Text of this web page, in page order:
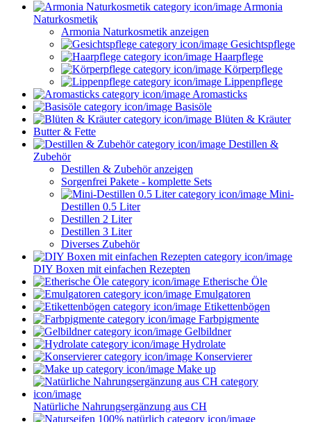
Armonia
Naturkosmetik
Armonia Naturkosmetik anzeigen
Gesichtspflege
Haarpflege
Körperpflege
Lippenpflege
Aromasticks
Basisöle
Blüten & Kräuter
Butter & Fette
Destillen &
Zubehör
Destillen & Zubehör anzeigen
Sorgenfrei Pakete - komplette Sets
Mini-
Destillen 0.5 Liter
Destillen 2 Liter
Destillen 3 Liter
Diverses Zubehör
DIY Boxen mit einfachen Rezepten
Etherische Öle
Emulgatoren
Etikettenbögen
Farbpigmente
Gelbildner
Hydrolate
Konservierer
Make up
Natürliche Nahrungsergänzung aus CH